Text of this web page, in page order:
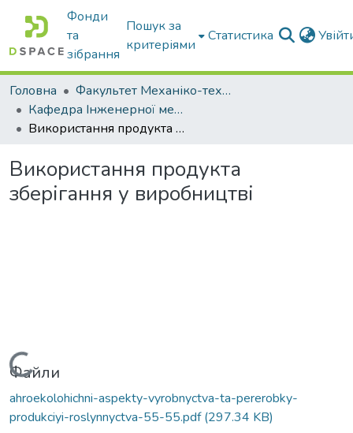
Фонди
та
зібрання
Пошук за
критеріями
Статистика
Головна
Факультет Механіко-технологічний
Кафедра Інженерної механіки та комп'ютерного проектування
Використання продукта зберігання у виробництві
Використання продукта
зберігання у виробництві
Вантажиться...
Файли
ahroekolohichni-aspekty-vyrobnyctva-ta-pererobky-
produkciyi-roslynnyctva-55-55.pdf(297.34 KB)